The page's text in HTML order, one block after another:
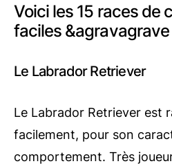
Voici les 15 races de
faciles
Le Labrador Retriever
Le Labrador Retriever est
facilement, pour son
comportement. Très